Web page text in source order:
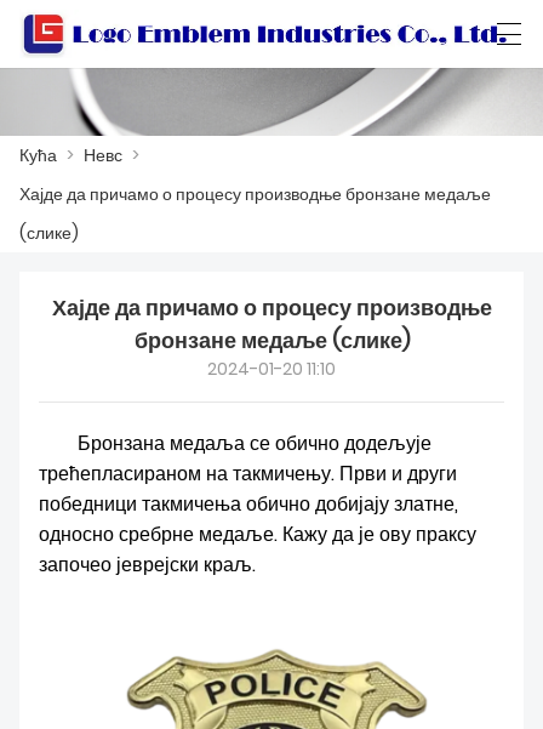
КУЋА
РАДИОНИЦА
О НАМА
КОНТАКТИРАЈТЕ НАС
КАТАЛОГ ПРОИЗВОДА
НЕВС
العربية Български Català
Кућа > Невс >
Хајде да причамо о процесу производње бронзане медаље
(слике)
Хајде да причамо о процесу производње
бронзане медаље (слике)
2024-01-20 11:10
Бронзана медаља се обично додељује
трећепласираном на такмичењу. Први и други
победници такмичења обично добијају златне,
односно сребрне медаље. Кажу да је ову праксу
започео јеврејски краљ.